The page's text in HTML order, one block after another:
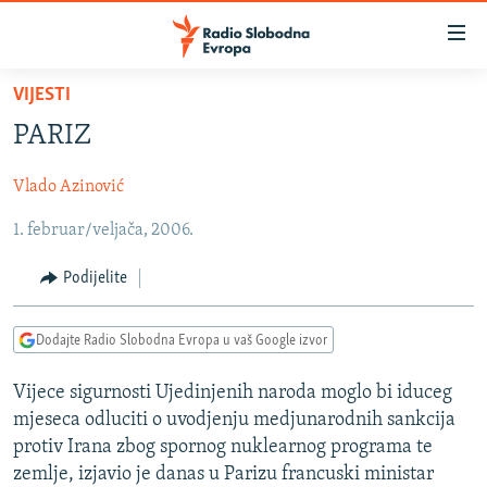
Pređite
glavni
Pređite
na
navigaciju
Pređite
na
pretragu
SRBIJA
KOSOVO
CRNA GORA
VIZUELNO
VIDEO
FOTOGALERIJE
INFOGRAFIKE
PODCASTI
RAT U UKRAJINI
KINA NA BALKANU
RSE PRIČE IZ SVIJETA
VIJESTI
PARIZ
Vlado Azinović
1. februar/veljača, 2006.
Podijelite
Dodajte Radio Slobodna Evropa u vaš Google izvor
Vijece sigurnosti Ujedinjenih naroda moglo bi iduceg
mjeseca odluciti o uvodjenju medjunarodnih sankcija
protiv Irana zbog spornog nuklearnog programa te
zemlje, izjavio je danas u Parizu francuski ministar